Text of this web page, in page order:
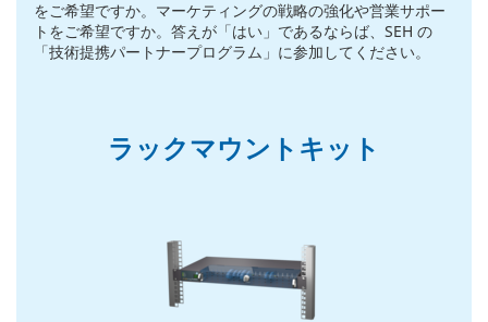
をご希望ですか。マーケティングの戦略の強化や営業サポー
トをご希望ですか。答えが「はい」であるならば、SEH の
「技術提携パートナープログラム」に参加してください。
ラックマウントキット